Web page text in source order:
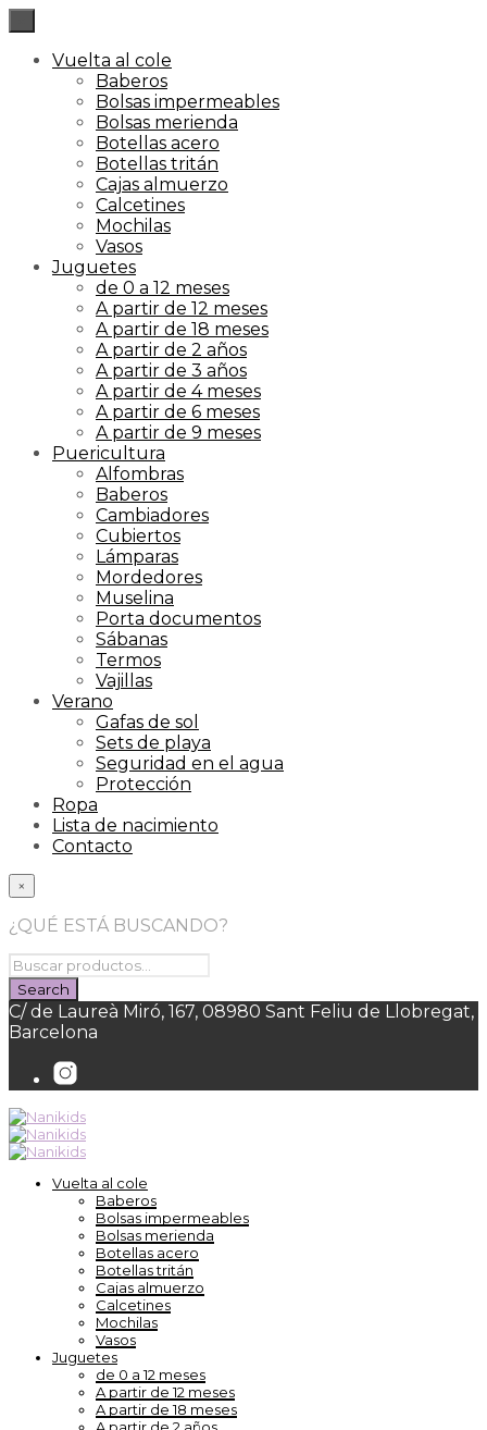
Vuelta al cole
Baberos
Bolsas impermeables
Bolsas merienda
Botellas acero
Botellas tritán
Cajas almuerzo
Calcetines
Mochilas
Vasos
Juguetes
de 0 a 12 meses
A partir de 12 meses
A partir de 18 meses
A partir de 2 años
A partir de 3 años
A partir de 4 meses
A partir de 6 meses
A partir de 9 meses
Puericultura
Alfombras
Baberos
Cambiadores
Cubiertos
Lámparas
Mordedores
Muselina
Porta documentos
Sábanas
Termos
Vajillas
Verano
Gafas de sol
Sets de playa
Seguridad en el agua
Protección
Ropa
Lista de nacimiento
Contacto
×
¿QUÉ ESTÁ BUSCANDO?
C/ de Laureà Miró, 167, 08980 Sant Feliu de Llobregat,
Barcelona
Vuelta al cole
Baberos
Bolsas impermeables
Bolsas merienda
Botellas acero
Botellas tritán
Cajas almuerzo
Calcetines
Mochilas
Vasos
Juguetes
de 0 a 12 meses
A partir de 12 meses
A partir de 18 meses